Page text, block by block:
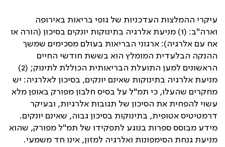
עיקרי ההמלצות העדכניות של גופי בריאות באירופה
וארה"ב: (1) מניעת אלרגיה בתינוקות יונקים בסיכון (הורה או
אח עם אלרגיה): ארגוני הבריאות בעולם מסכימים שמשך
ההנקה הבלעדית המומלץ הוא בששת חודשי החיים
הראשונים למען התועלת הבריאותית הכוללת לתינוק; (2)
מניעת אלרגיה בתינוקות שאינם יונקים, בסיכון לאלרגיה: יש
מחקרים שהעלו, כי תמ"ל על בסיס חלבון מפורק באופן מלא
עשוי להפחית את הסיכון של תגובות אלרגיות, ובעיקר
דרמטיטיס אטופית, בתינוקות בסיכון גבוה, שאינם יונקים.
מידע מבוסס ספרות בנוגע לתפקידו של תמ"ל מפורק, שהוא
מניעת גנחת הסימפונות ואלרגיה למזון, אינו חד משמעי.